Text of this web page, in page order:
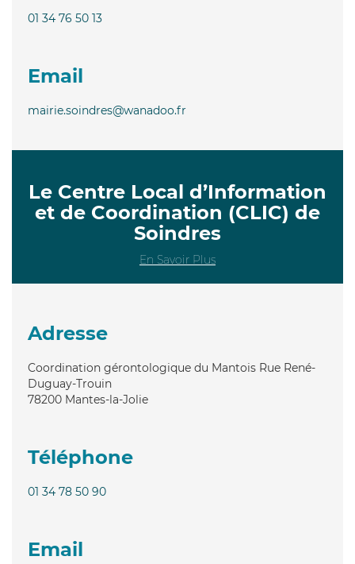
01 34 76 50 13
Email
mairie.soindres@wanadoo.fr
Le Centre Local d’Information
et de Coordination (CLIC) de
Soindres
En Savoir Plus
Adresse
Coordination gérontologique du Mantois Rue René-
Duguay-Trouin
78200 Mantes-la-Jolie
Téléphone
01 34 78 50 90
Email